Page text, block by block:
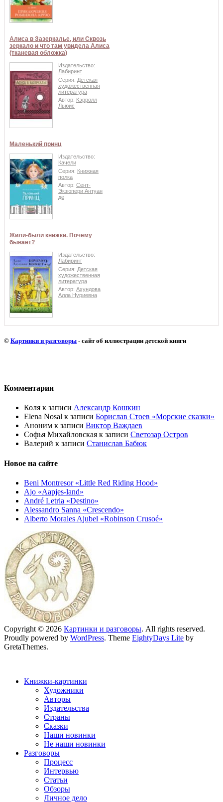
Алиса в Зазеркалье, или Сквозь
зеркало и что там увидела Алиса
(тканевая обложка)
Издательство:
Лабиринт
Серия: Детская
художественная
литература
Автор: Кэрролл
Льюис
Маленький принц
Издательство:
Качели
Серия: Книжная
полка
Автор: Сент-
Экзюпери Антуан
де
Жили-были книжки. Почему
бывает?
Издательство:
Лабиринт
Серия: Детская
художественная
литература
Автор: Ахундова
Алла Нуриевна
© Картинки и разговоры - сайт об иллюстрации детской книги
Комментарии
Коля к записи Александр Кошкин
Elena Nosal к записи Борислав Стоев «Морские сказки»
Аноним к записи Виктор Важдаев
Софья Михайловская к записи Светозар Остров
Валерий к записи Станислав Бабюк
Новое на сайте
Beni Montresor «Little Red Riding Hood»
Ajo «Aapjes-land»
André Letria «Destino»
Alessandro Sanna «Crescendo»
Alberto Morales Ajubel «Robinson Crusoé»
Copyright © 2026 Картинки и разговоры. All rights reserved.
Proudly powered by WordPress. Theme EightyDays Lite by
GretaThemes.
Книжки-картинки
Художники
Авторы
Издательства
Страны
Сказки
Наши новинки
Не наши новинки
Разговоры
Процесс
Интервью
Статьи
Обзоры
Личное дело